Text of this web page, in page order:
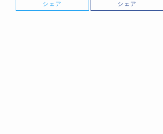
シェア シェア